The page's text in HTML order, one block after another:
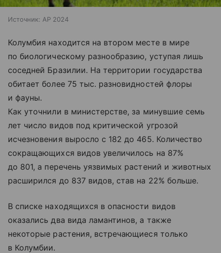
Источник: AP 2024
Колумбия находится на втором месте в мире
по биологическому разнообразию, уступая лишь
соседней Бразилии. На территории государства
обитает более 75 тыс. разновидностей флоры
и фауны.
Как уточнили в министерстве, за минувшие семь
лет число видов под критической угрозой
исчезновения выросло с 182 до 465. Количество
сокращающихся видов увеличилось на 87%
до 801, а перечень уязвимых растений и животных
расширился до 837 видов, став на 22% больше.
В списке находящихся в опасности видов
оказались два вида ламантинов, а также
некоторые растения, встречающиеся только
в Колумбии.